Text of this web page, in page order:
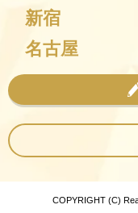
新宿
名古屋
COPYRIGHT (C)